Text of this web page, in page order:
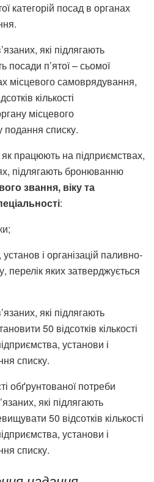
категорій посад в органах
які підлягають
п’ятої – сьомої
місцевого самоврядування,
кількості
місцевого
списку.
як працюють на підприємствах,
підлягають бронюванню
звання, віку та
:
і організацій паливно-
перелік яких затверджується
які підлягають
50 відсотків кількості
установи і
списку.
обґрунтованої потреби
які підлягають
50 відсотків кількості
установи і
списку.